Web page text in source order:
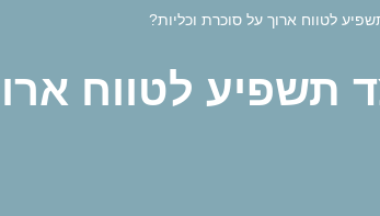
לטווח ארוך על סוכרת וכליות?
תשפיע לטווח